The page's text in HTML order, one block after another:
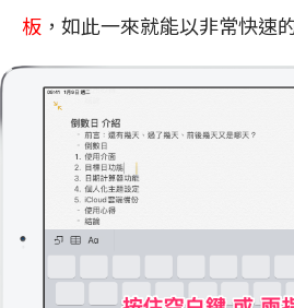
板 ，如此一來就能以非常快速